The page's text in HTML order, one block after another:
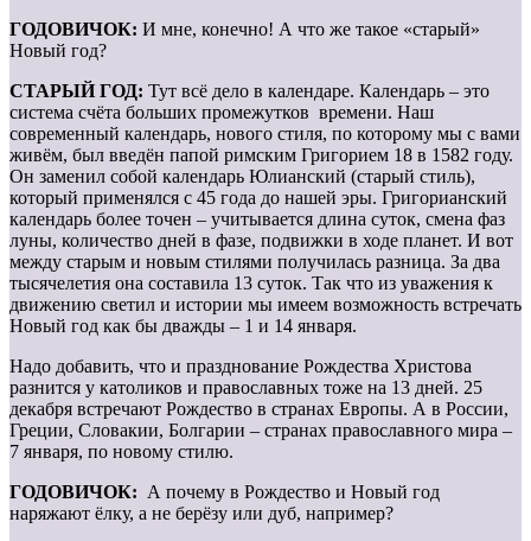
ГОДОВИЧОК: И мне, конечно! А что же такое «старый»
Новый год?
СТАРЫЙ ГОД: Тут всё дело в календаре. Календарь – это
система счёта больших промежутков времени. Наш
современный календарь, нового стиля, по которому мы с вами
живём, был введён папой римским Григорием 18 в 1582 году.
Он заменил собой календарь Юлианский (старый стиль),
который применялся с 45 года до нашей эры. Григорианский
календарь более точен – учитывается длина суток, смена фаз
луны, количество дней в фазе, подвижки в ходе планет. И вот
между старым и новым стилями получилась разница. За два
тысячелетия она составила 13 суток. Так что из уважения к
движению светил и истории мы имеем возможность встречать
Новый год как бы дважды – 1 и 14 января.
Надо добавить, что и празднование Рождества Христова
разнится у католиков и православных тоже на 13 дней. 25
декабря встречают Рождество в странах Европы. А в России,
Греции, Словакии, Болгарии – странах православного мира –
7 января, по новому стилю.
ГОДОВИЧОК: А почему в Рождество и Новый год
наряжают ёлку, а не берёзу или дуб, например?